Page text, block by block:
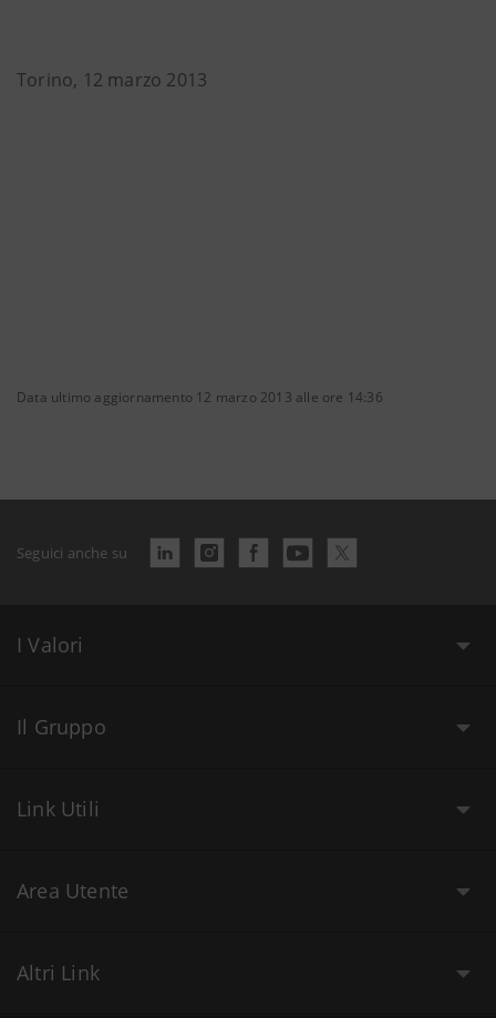
Torino, 12 marzo 2013
Data ultimo aggiornamento 12 marzo 2013 alle ore 14:36
Seguici anche su
I Valori
Il Gruppo
Link Utili
Area Utente
Altri Link